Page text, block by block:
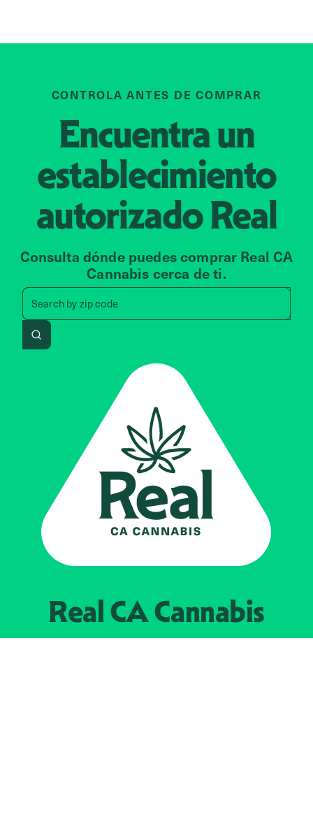
CONTROLA ANTES DE COMPRAR
Encuentra un
establecimiento
autorizadoReal
Consulta dónde puedes comprar Real CA
Cannabis cerca de ti.
Search by zip code
Search by zip code, address,
Search
Real CACannabis